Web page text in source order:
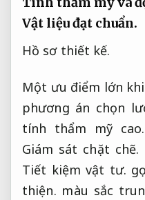
Vật liệu đạt chuẩn.
Hồ sơ thiết kế.
Một ưu điểm lớn
phương án chọn
tính thẩm mỹ cao.
Giám sát chặt chẽ.
Tiết kiệm vật tư.
thiện. màu sắc